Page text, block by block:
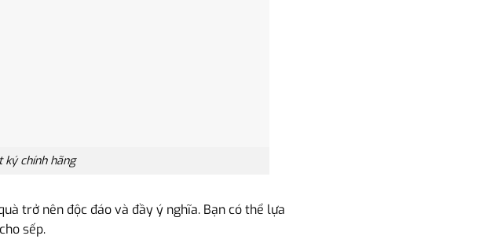
ký chính hãng
trở nên độc đáo và đầy ý nghĩa. Bạn có thể lựa
sếp.